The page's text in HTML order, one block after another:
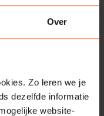
Over
Zo leren we je
dezelfde informatie
website-
van